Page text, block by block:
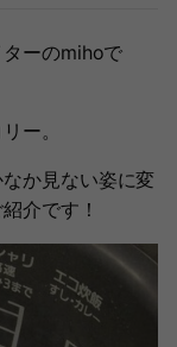
ーのmihoで
ー。
か見ない姿に変
介です！